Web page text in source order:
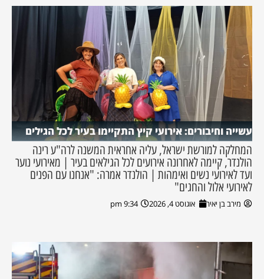
עשייה וחיבורים: אירועי קיץ התקיימו בעיר לכל הגילים
המחלקה למורשת ישראל, עליה אחראית המשנה לרה"ע רינה
הולנדר, קיימה לאחרונה אירועים לכל הגילאים בעיר | מאירועי נוער
ועד לאירועי נשים ואימהות | הולנדר אמרה: "אנחנו עם הפנים
לאירועי אלול והחגים"
מירב בן יאיר אוגוסט 4, 2026 9:34 pm